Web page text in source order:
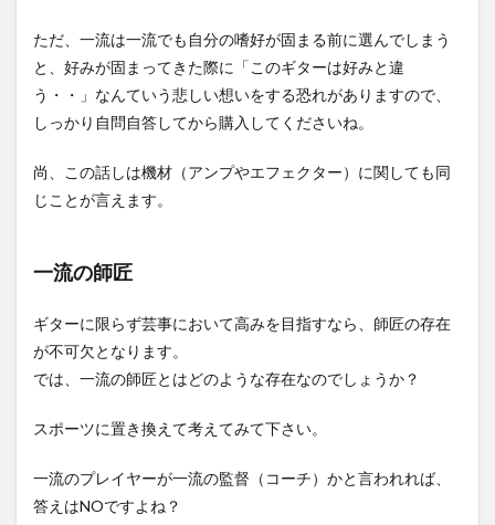
ただ、一流は一流でも自分の嗜好が固まる前に選んでしまう
と、好みが固まってきた際に「このギターは好みと違
う・・」なんていう悲しい想いをする恐れがありますので、
しっかり自問自答してから購入してくださいね。
尚、この話しは機材（アンプやエフェクター）に関しても同
じことが言えます。
一流の師匠
ギターに限らず芸事において高みを目指すなら、師匠の存在
が不可欠となります。
では、一流の師匠とはどのような存在なのでしょうか？
スポーツに置き換えて考えてみて下さい。
一流のプレイヤーが一流の監督（コーチ）かと言われれば、
答えはNOですよね？